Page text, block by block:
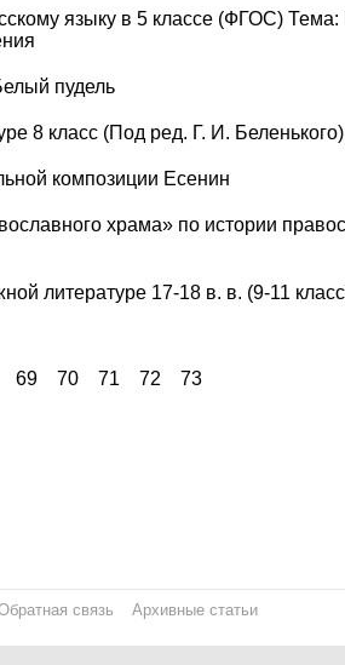
языку в 5 классе (ФГОС)
пудель
8 класс (Под ред. Г. И. Беленького)
композиции Есенин
храма» по истории
литературе 17-18 в. в. (9-11
69 70 71 72 73
связь Архивные статьи